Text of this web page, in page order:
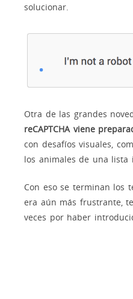
solucionar.
Otra de las grandes
reCAPTCHA viene
con desafíos visuales,
los animales de una lista
Con eso se terminan los
era aún más frustrante,
veces por haber